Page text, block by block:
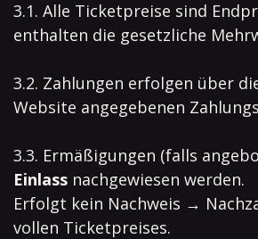
3.1. Alle Ticketpreise sind
enthalten die gesetzliche
3.2. Zahlungen erfolgen über
Website angegebenen
3.3. Ermäßigungen (falls
Einlass nachgewiesen werden.
Erfolgt kein Nachweis →
vollen Ticketpreises.